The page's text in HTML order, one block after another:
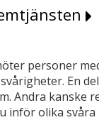
personer
En
Andra kanske
inför olika